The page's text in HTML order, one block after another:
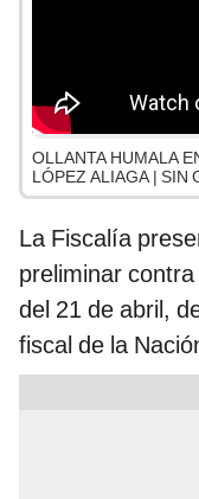
OLLANTA HUMALA
LÓPEZ ALIAGA | SIN
La Fiscalía
preliminar
del 21 de abril,
fiscal de la